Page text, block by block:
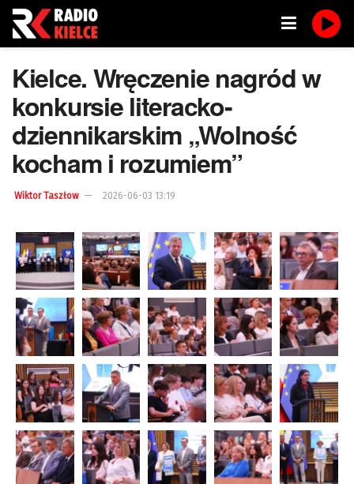
Kielce. Wręczenie nagród w
konkursie literacko-
dziennikarskim „Wolność
kocham i rozumiem”
Wiktor Taszłow 2026-06-03 13:19